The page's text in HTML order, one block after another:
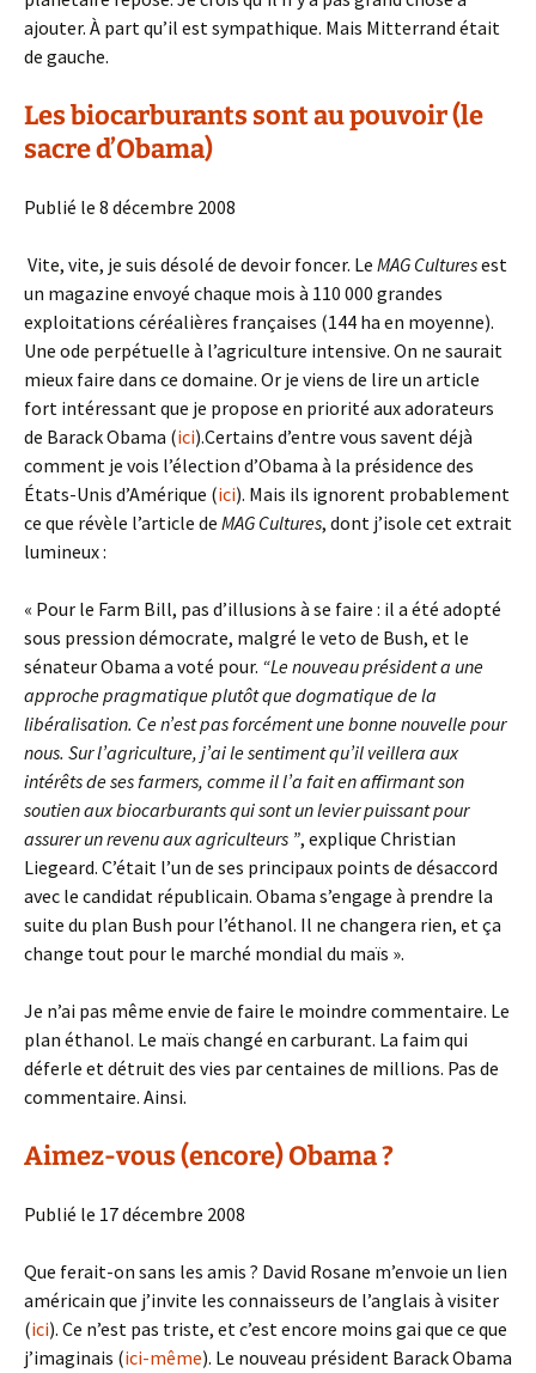
ajouter. À part qu’il est sympathique. Mais Mitterrand était
de gauche.
Les biocarburants sont au pouvoir (le
sacre d’Obama)
Publié le 8 décembre 2008
Vite, vite, je suis désolé de devoir foncer. Le MAG Culturesest
un magazine envoyé chaque mois à 110 000 grandes
exploitations céréalières françaises (144 ha en moyenne).
Une ode perpétuelle à l’agriculture intensive. On ne saurait
mieux faire dans ce domaine. Or je viens de lire un article
fort intéressant que je propose en priorité aux adorateurs
de Barack Obama (ici).Certains d’entre vous savent déjà
comment je vois l’élection d’Obama à la présidence des
États-Unis d’Amérique (ici). Mais ils ignorent probablement
ce que révèle l’article de MAG Cultures, dont j’isole cet extrait
lumineux :
« Pour le Farm Bill, pas d’illusions à se faire : il a été adopté
sous pression démocrate, malgré le veto de Bush, et le
sénateur Obama a voté pour. “Le nouveau président a une
approche pragmatique plutôt que dogmatique de la
libéralisation. Ce n’est pas forcément une bonne nouvelle pour
nous. Sur l’agriculture, j’ai le sentiment qu’il veillera aux
intérêts de ses farmers, comme il l’a fait en affirmant son
soutien aux biocarburants qui sont un levier puissant pour
assurer un revenu aux agriculteurs ”, explique Christian
Liegeard. C’était l’un de ses principaux points de désaccord
avec le candidat républicain. Obama s’engage à prendre la
suite du plan Bush pour l’éthanol. Il ne changera rien, et ça
change tout pour le marché mondial du maïs ».
Je n’ai pas même envie de faire le moindre commentaire. Le
plan éthanol. Le maïs changé en carburant. La faim qui
déferle et détruit des vies par centaines de millions. Pas de
commentaire. Ainsi.
Aimez-vous (encore) Obama ?
Publié le 17 décembre 2008
Que ferait-on sans les amis ? David Rosane m’envoie un lien
américain que j’invite les connaisseurs de l’anglais à visiter
(ici). Ce n’est pas triste, et c’est encore moins gai que ce que
j’imaginais (ici-même). Le nouveau président Barack Obama